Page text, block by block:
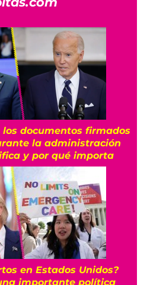
documentos firmados
la administración
y por qué importa
en Estados Unidos?
importante política